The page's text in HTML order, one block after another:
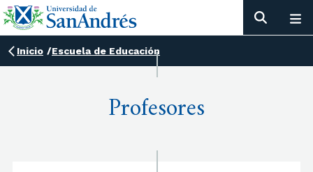
Inicio /Escuela de Educación
Profesores